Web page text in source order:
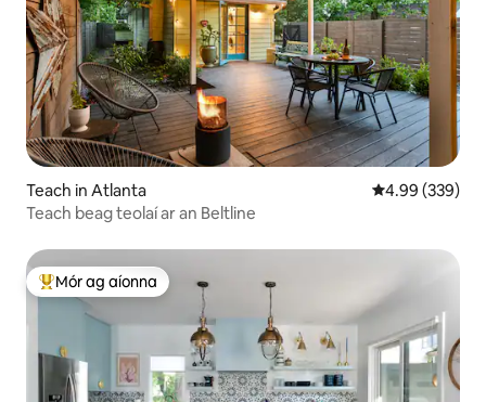
Teach in Atlanta Meánrátáil
4.99 (339)
Teach beag teolaí ar an Beltline
An-mhór ag aíonna
Mór ag aíonna